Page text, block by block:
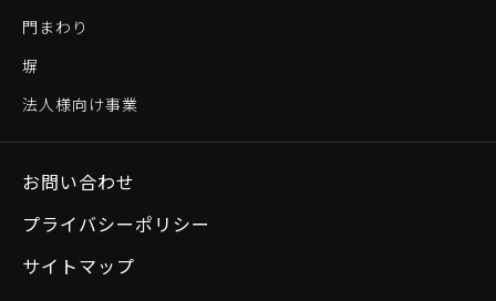
門まわり
塀
法人様向け事業
お問い合わせ
プライバシーポリシー
サイトマップ